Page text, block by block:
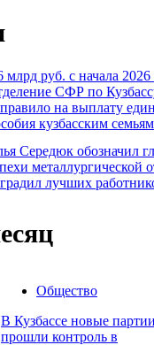
млрд руб. с начала 2026
СФР по
на выплату
кузбасским семьям
Середюк обозначил
металлургической
лучших
Общество
В Кузбассе новые
прошли контроль в